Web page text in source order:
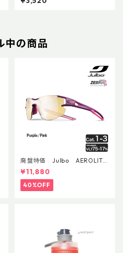
中の商品
廃盤特価 Julbo AEROLITE
AsianFit
¥11,880
40%OFF